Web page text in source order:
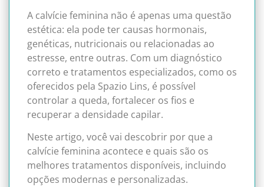
A calvície feminina não é apenas uma questão
estética: ela pode ter causas hormonais,
genéticas, nutricionais ou relacionadas ao
estresse, entre outras. Com um diagnóstico
correto e tratamentos especializados, como os
oferecidos pela Spazio Lins, é possível
controlar a queda, fortalecer os fios e
recuperar a densidade capilar.
Neste artigo, você vai descobrir por que a
calvície feminina acontece e quais são os
melhores tratamentos disponíveis, incluindo
opções modernas e personalizadas.